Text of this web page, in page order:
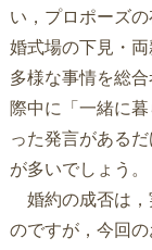
い，プロポーズ
婚式場の下見・
多様な事情を総
際中に「一緒に
った発言がある
が多いでしょう。
婚約の成否は，
のですが，今回